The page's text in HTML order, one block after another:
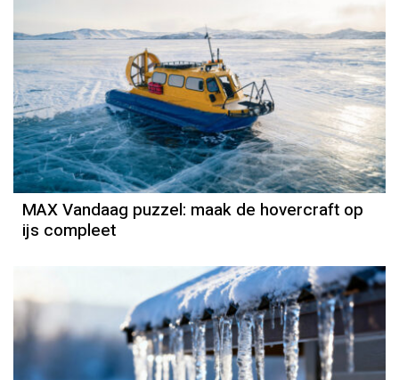
MAX Vandaag puzzel: maak de hovercraft op
ijs compleet